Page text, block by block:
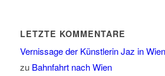
LETZTE KOMMENTARE
Vernissage der Künstlerin Jaz in
zu Bahnfahrt nach Wien